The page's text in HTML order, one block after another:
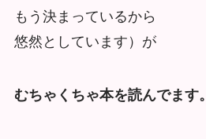
もう決まっているから
悠然としています）が
むちゃくちゃ本を読んでます。